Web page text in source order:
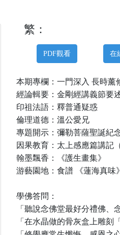
繁：
PDF觀看 在
本期專欄：一門深入 長時薰
經論輯要：金剛經講義節要
印祖法語：釋普通疑惑
倫理道德： 溫公愛兄
專題開示： 彌勒菩薩聖誕紀
因果教育：太上感應篇講記
翰墨飄香：
《護生畫集》
游藝園地：食譜
《蓮海真味》
學佛答問：
「聽說念佛堂最好分禮佛、
「在水晶做的骨灰盒上雕刻